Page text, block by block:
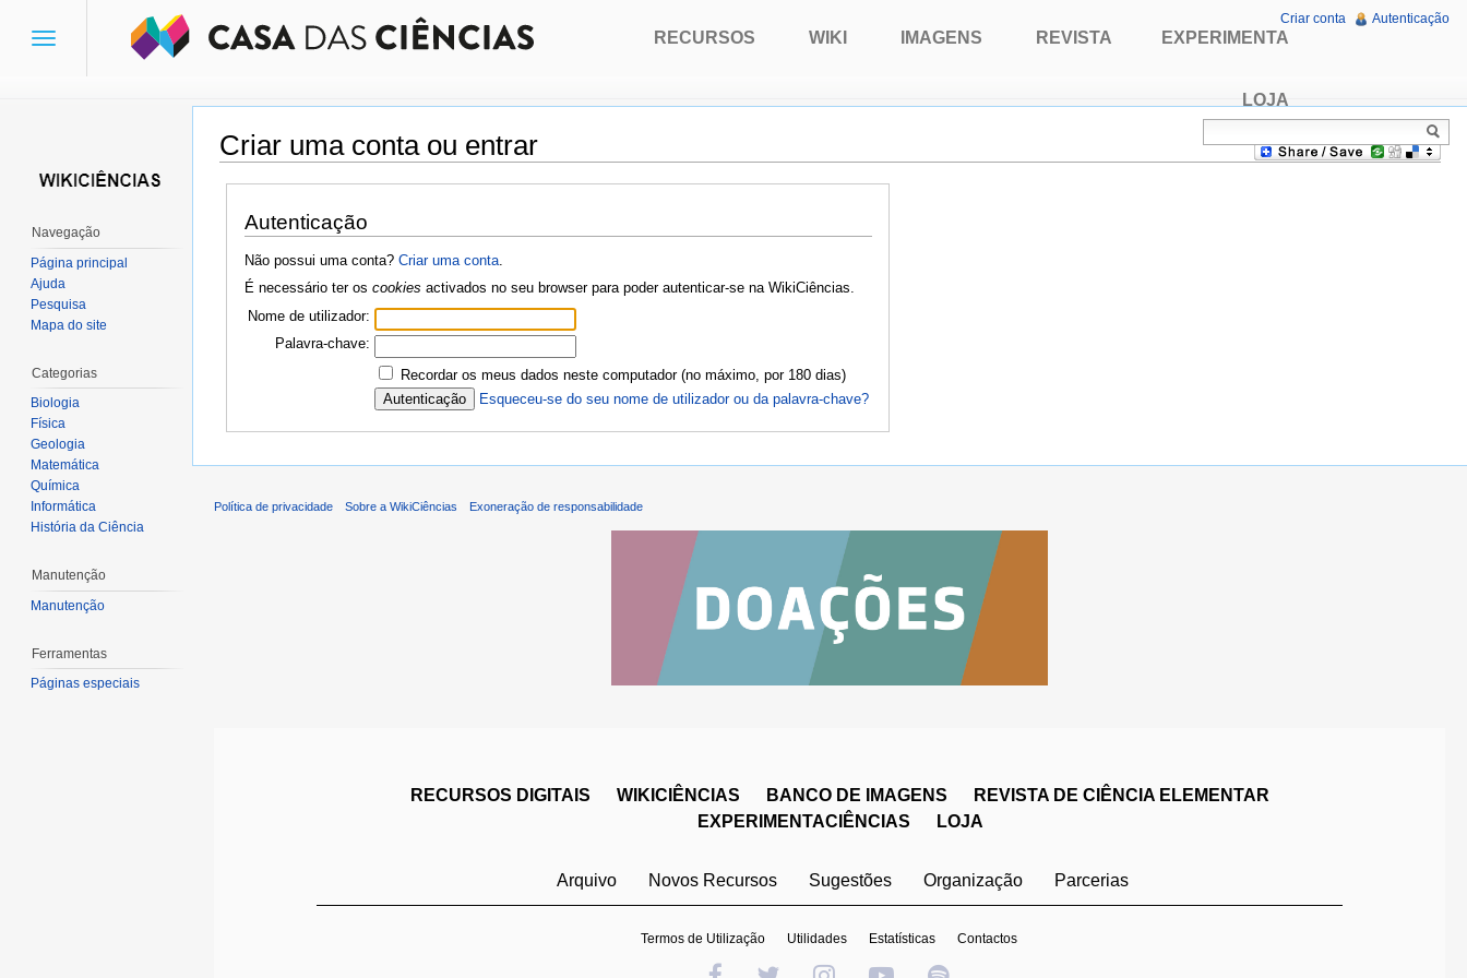
Criar uma conta ou entrar
Ir para:navegação,pesquisa
Autenticação
Não possui uma conta? Criar uma conta.
É necessário ter os cookies activados no seu browser para poder autenticar-se na WikiCiências.
Nome de utilizador:
Palavra-chave:
Recordar os meus dados neste computador (no máximo, por 180 dias)
Esqueceu-se do seu nome de utilizador ou da palavra-chave?
Toggle
RECURSOS WIKI IMAGENS REVISTA EXPERIMENTA
LOJA
Criar conta Autenticação
Navegação
Página principal
Ajuda
Pesquisa
Mapa do site
Categorias
Biologia
Física
Geologia
Matemática
Química
Informática
História da Ciência
Manutenção
Manutenção
Ferramentas
Páginas especiais
Política de privacidade Sobre a WikiCiências Exoneração de responsabilidade
RECURSOS DIGITAIS WIKICIÊNCIAS BANCO DE IMAGENS
REVISTA DE CIÊNCIA ELEMENTAR
EXPERIMENTACIÊNCIAS
LOJA
Arquivo Novos Recursos Sugestões Organização Parcerias
Termos de Utilização Utilidades Estatísticas Contactos